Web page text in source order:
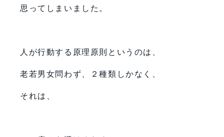
思ってしまいました。
人が行動する原理原則というのは、
老若男女問わず、２種類しかなく、
それは、